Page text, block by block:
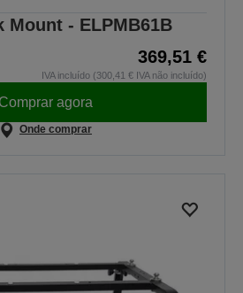
Mount - ELPMB61B
369,51 €
IVA incluído (300,41 € IVA não incluído)
Comprar agora
Onde comprar